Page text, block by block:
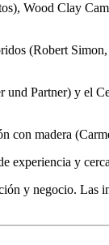
Wood Clay
(Robert
Partner) y el
con madera
experiencia y
y negocio. Las